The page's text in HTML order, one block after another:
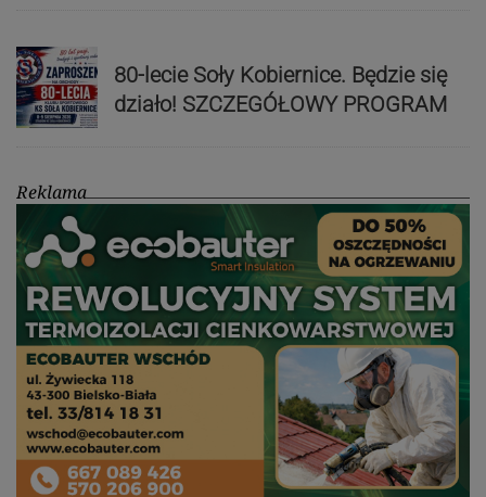
80-lecie Soły Kobiernice. Będzie się
działo! SZCZEGÓŁOWY PROGRAM
Reklama